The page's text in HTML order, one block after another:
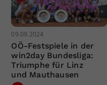
09.09.2024
OÖ-Festspiele in der
win2day Bundesliga:
Triumphe für Linz
und Mauthausen